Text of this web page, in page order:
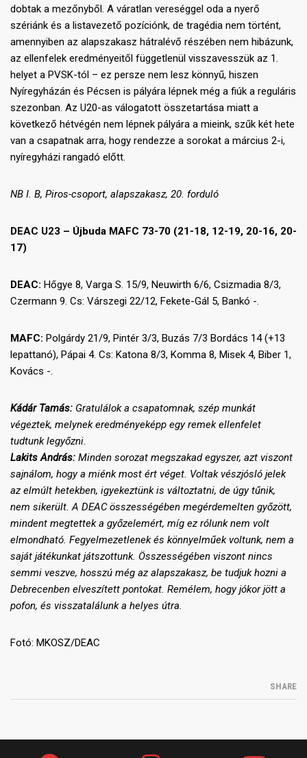
dobtak a mezőnyből. A váratlan vereséggel oda a nyerő
szériánk és a listavezető pozíciónk, de tragédia nem történt,
amennyiben az alapszakasz hátralévő részében nem hibázunk,
az ellenfelek eredményeitől függetlenül visszavesszük az 1.
helyet a PVSK-tól – ez persze nem lesz könnyű, hiszen
Nyíregyházán és Pécsen is pályára lépnek még a fiúk a reguláris
szezonban. Az U20-as válogatott összetartása miatt a
következő hétvégén nem lépnek pályára a mieink, szűk két hete
van a csapatnak arra, hogy rendezze a sorokat a március 2-i,
nyíregyházi rangadó előtt.
NB I. B, Piros-csoport, alapszakasz, 20. forduló
DEAC U23 – Újbuda MAFC 73-70 (21-18, 12-19, 20-16, 20-
17)
DEAC: Hőgye 8, Varga S. 15/9, Neuwirth 6/6, Csizmadia 8/3,
Czermann 9. Cs: Várszegi 22/12, Fekete-Gál 5, Bankó -.
MAFC: Polgárdy 21/9, Pintér 3/3, Buzás 7/3 Bordács 14 (+13
lepattanó), Pápai 4. Cs: Katona 8/3, Komma 8, Misek 4, Biber 1,
Kovács -.
Kádár Tamás: Gratulálok a csapatomnak, szép munkát
végeztek, melynek eredményeképp egy remek ellenfelet
tudtunk legyőzni.
Lakits András: Minden sorozat megszakad egyszer, azt viszont
sajnálom, hogy a miénk most ért véget. Voltak vészjósló jelek
az elmúlt hetekben, igyekeztünk is változtatni, de úgy tűnik,
nem sikerült. A DEAC összességében megérdemelten győzött,
mindent megtettek a győzelemért, míg ez rólunk nem volt
elmondható. Fegyelmezetlenek és könnyelműek voltunk, nem a
saját játékunkat játszottunk. Összességében viszont nincs
semmi veszve, hosszú még az alapszakasz, be tudjuk hozni a
Debrecenben elveszített pontokat. Remélem, hogy jókor jött a
pofon, és visszatalálunk a helyes útra.
Fotó: MKOSZ/DEAC
SHARE